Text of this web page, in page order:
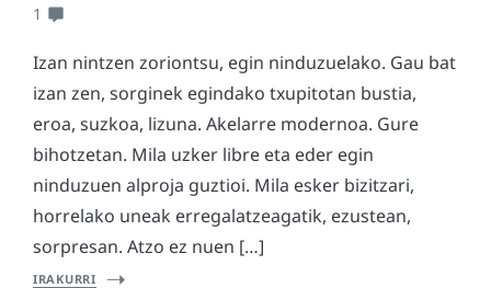
1
Izan nintzen zoriontsu, egin ninduzuelako. Gau bat
izan zen, sorginek egindako txupitotan bustia,
eroa, suzkoa, lizuna. Akelarre modernoa. Gure
bihotzetan. Mila uzker libre eta eder egin
ninduzuen alproja guztioi. Mila esker bizitzari,
horrelako uneak erregalatzeagatik, ezustean,
sorpresan. Atzo ez nuen […]
IRAKURRI